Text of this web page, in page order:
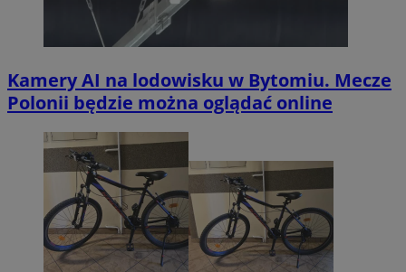
Kamery AI na lodowisku w Bytomiu. Mecze
Polonii będzie można oglądać online